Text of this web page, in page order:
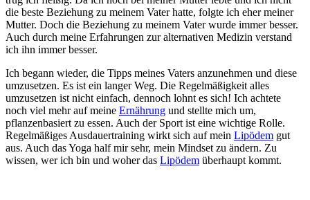
die beste Beziehung zu meinem Vater hatte, folgte ich eher meiner
Mutter. Doch die Beziehung zu meinem Vater wurde immer besser.
Auch durch meine Erfahrungen zur alternativen Medizin verstand
ich ihn immer besser.
Ich begann wieder, die Tipps meines Vaters anzunehmen und diese
umzusetzen. Es ist ein langer Weg. Die Regelmäßigkeit alles
umzusetzen ist nicht einfach, dennoch lohnt es sich! Ich achtete
noch viel mehr auf meine Ernährung und stellte mich um,
pflanzenbasiert zu essen. Auch der Sport ist eine wichtige Rolle.
Regelmäßiges Ausdauertraining wirkt sich auf mein Lipödem gut
aus. Auch das Yoga half mir sehr, mein Mindset zu ändern. Zu
wissen, wer ich bin und woher das Lipödem überhaupt kommt.